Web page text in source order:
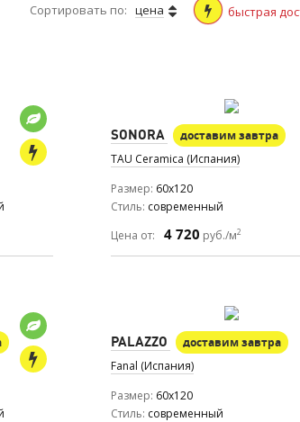
Сортировать по: цена быстрая
SONORA
доставим завтра
TAU Ceramica (Испания)
Размер 60x120
Стиль современный
Цена от:
4 720 руб./м2
PALAZZO
доставим завтра
Fanal (Испания)
Размер 60x120
Стиль современный